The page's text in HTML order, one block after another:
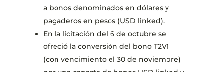
a bonos denominados en dólares y
pagaderos en pesos (USD linked).
En la licitación del 6 de octubre se
ofreció la conversión del bono T2V1
(con vencimiento el 30 de noviembre)